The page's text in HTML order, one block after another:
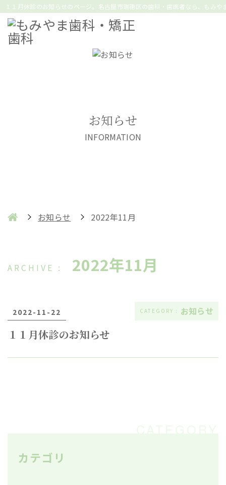
１１月休診のお知らせのページ。名古屋市瑞穂区の歯科・歯医者なら、もみや
お知らせ
INFORMATION
お知らせ 2022年11月
2022年11月
お知らせ
2022-11-22
１１月休診のお知らせ
カテゴリ